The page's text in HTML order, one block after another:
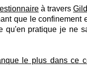
à travers
que le confinement
qu'en pratique je ne
le plus dans ce